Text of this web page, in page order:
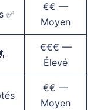
✅
€€ —
Moyen
€€€ —
Élevé
€€ —
Moyen